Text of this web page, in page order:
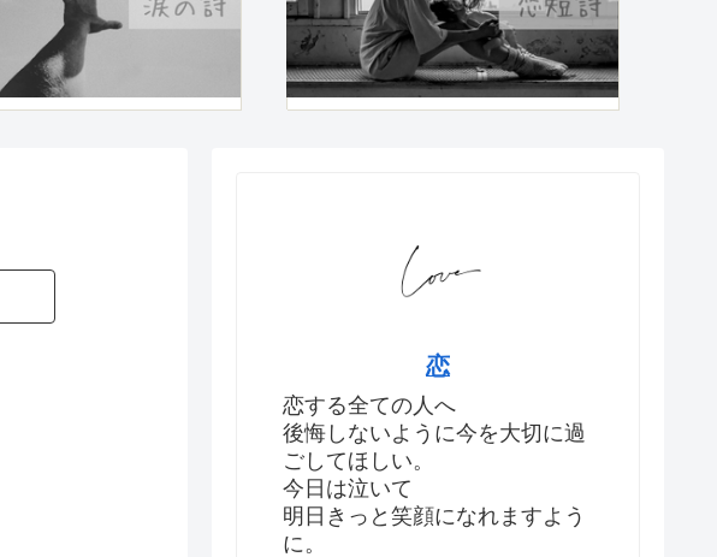
恋
恋する全ての人へ
後悔しないように今を大切に過
ごしてほしい。
今日は泣いて
明日きっと笑顔になれますよう
に。